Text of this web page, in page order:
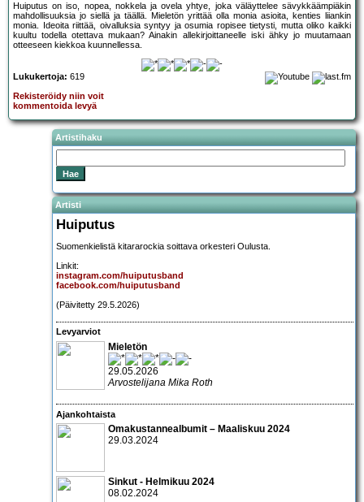
Huiputus on iso, nopea, nokkela ja ovela yhtye, joka väläyttelee sävykkäämpiäkin
mahdollisuuksia jo siellä ja täällä. Mieletön yrittää olla monia asioita, kenties liiankin
monia. Ideoita riittää, oivalluksia syntyy ja osumia ropisee tietysti, mutta oliko kaikki
kuultu todella otettava mukaan? Ainakin allekirjoittaneelle iski ähky jo muutamaan
otteeseen kiekkoa kuunnellessa.
Lukukertoja: 619
Rekisteröidy niin voit
kommentoida levyä
Artistihaku
Artisti
Huiputus
Suomenkielistä kitararockia soittava orkesteri Oulusta.
Linkit:
instagram.com/huiputusband
facebook.com/huiputusband
(Päivitetty 29.5.2026)
Levyarviot
Mieletön
29.05.2026
Arvostelijana Mika Roth
Ajankohtaista
Omakustannealbumit – Maaliskuu 2024
29.03.2024
Sinkut - Helmikuu 2024
08.02.2024